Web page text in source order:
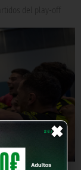
×
del play-off